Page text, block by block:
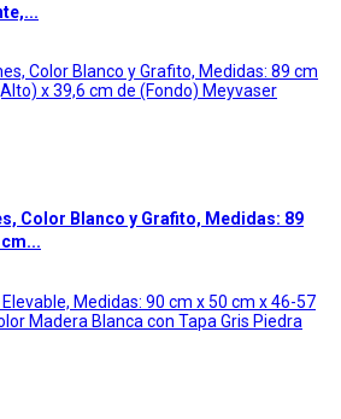
Color Blanco y Grafito, Medidas: 89